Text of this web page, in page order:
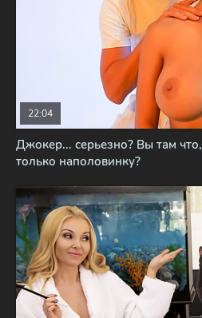
Джокер... серьезно? Вы там
только наполовинку?
22:04